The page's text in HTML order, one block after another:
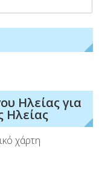
Ηλείας για
Ηλείας
χάρτη